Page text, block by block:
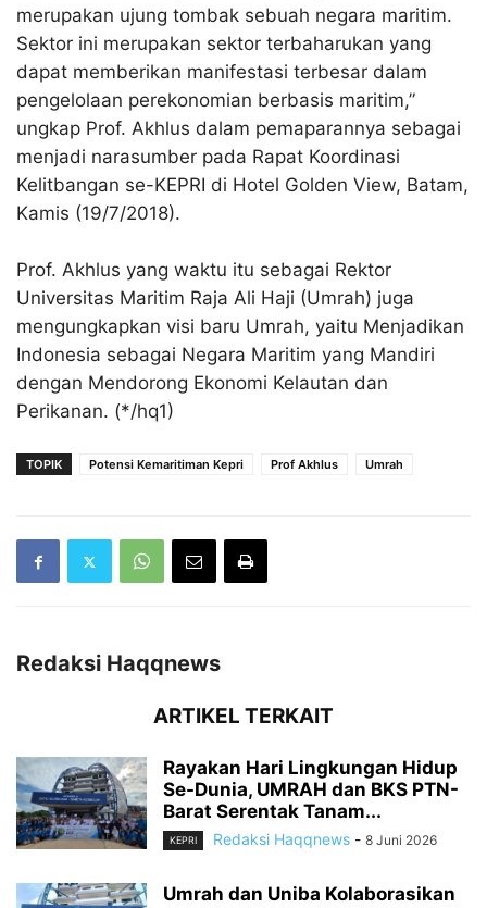
merupakan ujung tombak sebuah negara maritim.
Sektor ini merupakan sektor terbaharukan yang
dapat memberikan manifestasi terbesar dalam
pengelolaan perekonomian berbasis maritim,”
ungkap Prof. Akhlus dalam pemaparannya sebagai
menjadi narasumber pada Rapat Koordinasi
Kelitbangan se-KEPRI di Hotel Golden View, Batam,
Kamis (19/7/2018).
Prof. Akhlus yang waktu itu sebagai Rektor
Universitas Maritim Raja Ali Haji (Umrah) juga
mengungkapkan visi baru Umrah, yaitu Menjadikan
Indonesia sebagai Negara Maritim yang Mandiri
dengan Mendorong Ekonomi Kelautan dan
Perikanan. (*/hq1)
TOPIK Potensi Kemaritiman Kepri Prof Akhlus Umrah
Redaksi Haqqnews
ARTIKEL TERKAIT
Rayakan Hari Lingkungan Hidup
Se-Dunia, UMRAH dan BKS PTN-
Barat Serentak Tanam...
KEPRI Redaksi Haqqnews - 8 Juni 2026
Umrah dan Uniba Kolaborasikan